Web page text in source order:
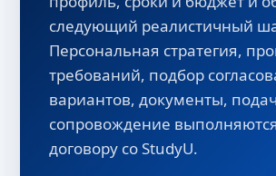
следующий реалистичный
Персональная стратегия,
требований, подбор
вариантов, документы,
сопровождение
договору со StudyU.